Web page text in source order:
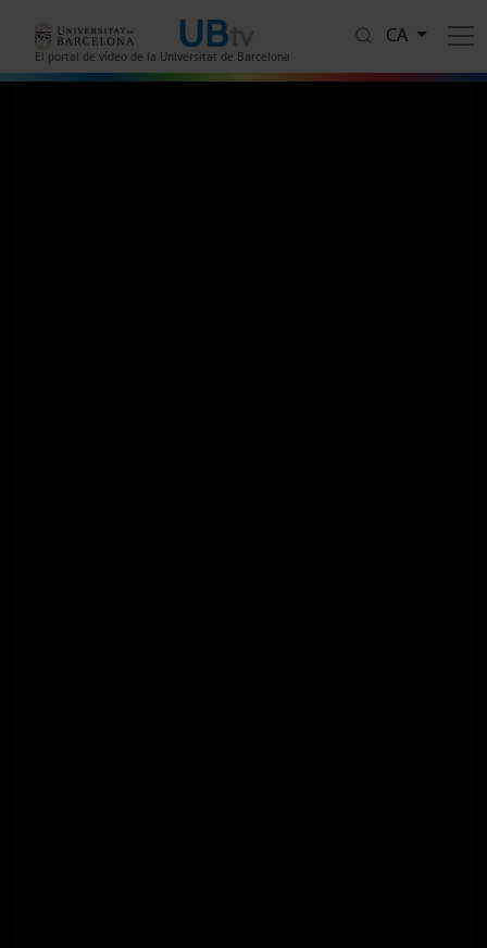
El portal de vídeo de la Universitat de Barcelona
CA